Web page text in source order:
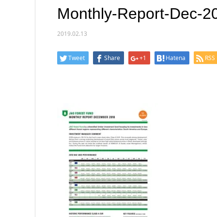
Monthly-Report-Dec-
2019.02.13
Tweet Share +1 Hatena RSS